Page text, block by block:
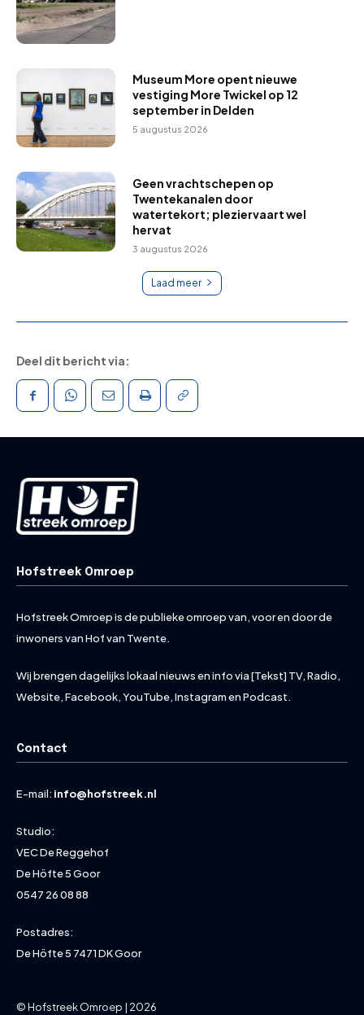
Museum More opent nieuwe
vestiging More Twickel op 12
september in Delden
5 augustus 2026
Geen vrachtschepen op
Twentekanalen door
watertekort; pleziervaart wel
hervat
3 augustus 2026
Laad meer
Deel dit bericht via:
Hofstreek Omroep
Hofstreek Omroep is de publieke omroep van, voor en door de
inwoners van Hof van Twente.
Wij brengen dagelijks lokaal nieuws en info via [Tekst] TV, Radio,
Website, Facebook, YouTube, Instagram en Podcast.
Contact
E-mail: info@hofstreek.nl
Studio:
VEC De Reggehof
De Höfte 5 Goor
0547 26 08 88
Postadres:
De Höfte 5 7471 DK Goor
© Hofstreek Omroep | 2026